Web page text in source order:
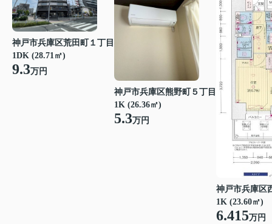
神戸市兵庫区荒田町１丁目
1DK (28.71㎡)
9.3万円
神戸市兵庫区熊野町５丁目
1K (26.36㎡)
5.3万円
神戸市兵庫区
1K (23.60㎡)
6.415万円